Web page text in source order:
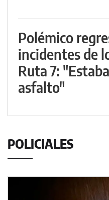
Polémico
incidentes de
Ruta 7:
asfalto"
POLICIALES